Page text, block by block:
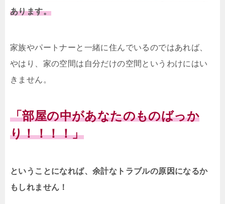
あります。
家族やパートナーと一緒に住んでいるのではあれば、
やはり、家の空間は自分だけの空間というわけにはい
きません。
「部屋の中があなたのものばっか
り！！！！」
ということになれば、余計なトラブルの原因になるか
もしれません！